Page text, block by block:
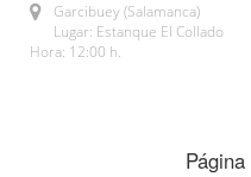
Garcibuey (Salamanca)
Lugar: Estanque El Collado
Hora: 12:00 h.
Página